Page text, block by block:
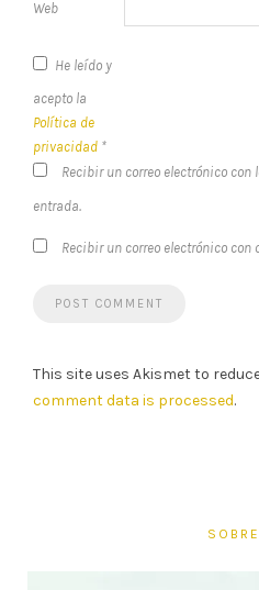
Web
He leído y
acepto la
Política de
privacidad *
Recibir un correo electrónico
entrada.
Recibir un correo electrónico con
This site uses Akismet to
comment data is processed.